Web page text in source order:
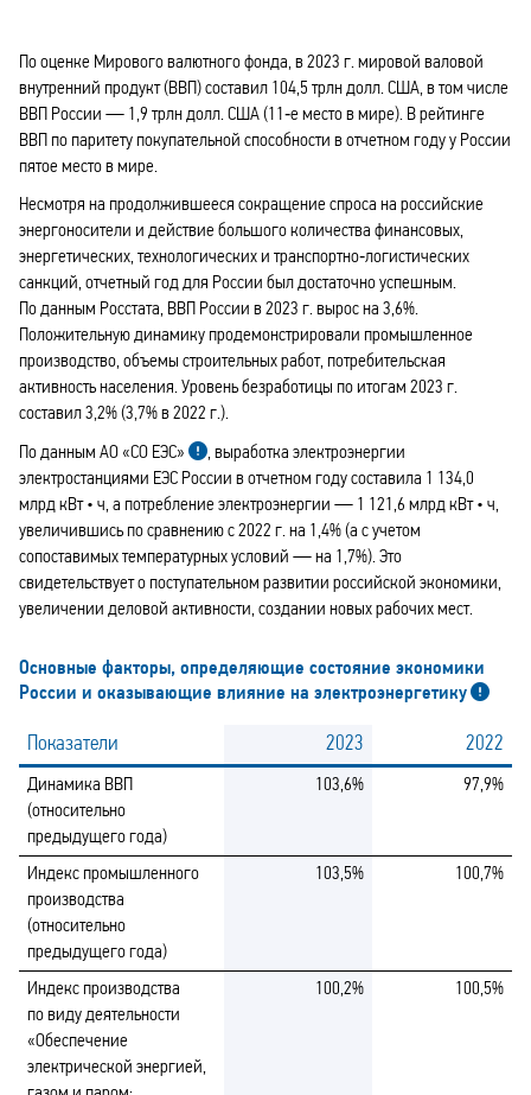
По оценке Мирового валютного фонда, в 2023 г. мировой валовой
внутренний продукт (ВВП) составил 104,5 трлн долл. США, в том числе
ВВП России — 1,9 трлн долл. США (11‑е место в мире). В рейтинге
ВВП по паритету покупательной способности в отчетном году у России
пятое место в мире.
Несмотря на продолжившееся сокращение спроса на российские
энергоносители и действие большого количества финансовых,
энергетических, технологических и транспортно‑логистических
санкций, отчетный год для России был достаточно успешным.
По данным Росстата, ВВП России в 2023 г. вырос на 3,6%.
Положительную динамику продемонстрировали промышленное
производство, объемы строительных работ, потребительская
активность населения. Уровень безработицы по итогам 2023 г.
составил 3,2% (3,7% в 2022 г.).
По данным АО «СО ЕЭС»
, выработка электроэнергии
электростанциями ЕЭС России в отчетном году составила 1 134,0
млрд кВт • ч, а потребление электроэнергии — 1 121,6 млрд кВт • ч,
увеличившись по сравнению с 2022 г. на 1,4% (а с учетом
сопоставимых температурных условий — на 1,7%). Это
свидетельствует о поступательном развитии российской экономики,
увеличении деловой активности, создании новых рабочих мест.
Основные факторы, определяющие состояние экономики
России и оказывающие влияние на электроэнергетику
Показатели 2023 2022
Динамика ВВП
(относительно
предыдущего года)
103,6% 97,9%
Индекс промышленного
производства
(относительно
предыдущего года)
103,5% 100,7%
Индекс производства
по виду деятельности
«Обеспечение
электрической энергией,
100,2% 100,5%